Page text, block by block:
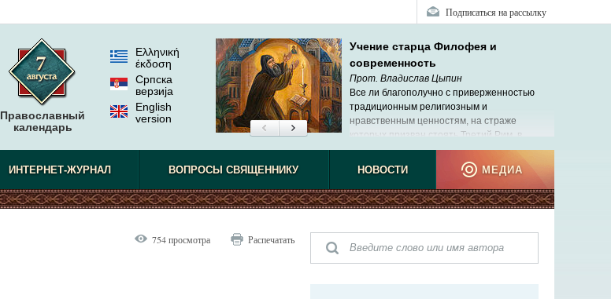
Подписаться на рассылку
Православный
календарь
Ελληνική
έκδοση
Српска
верзиjа
English
version
Учение старца Филофея и
современность
Прот. Владислав Цыпин
Все ли благополучно с приверженностью
традиционным религиозным и
нравственным ценностям, на страже
которых призван стоять Третий Рим, в
современной России?
ИНТЕРНЕТ-ЖУРНАЛ ВОПРОСЫ СВЯЩЕННИКУ НОВОСТИ МЕДИА
754 просмотра Распечатать